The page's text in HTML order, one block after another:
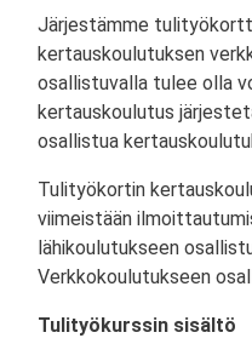
Järjestämme
kertauskoulutuksen
osallistuvalla tulee olla
kertauskoulutus
osallistua
Tulityökortin
viimeistään
lähikoulutukseen
Verkkokoulutukseen
Tulityökurssin sisältö